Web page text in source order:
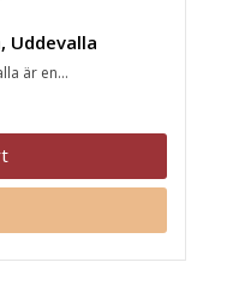
Uddevalla
är en...